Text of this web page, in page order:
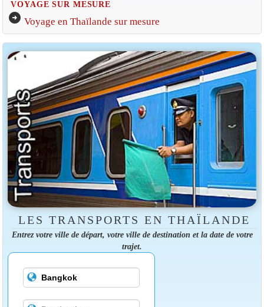
VOYAGE SUR MESURE
arrow_circle_right Voyage en Thaïlande sur mesure
LES TRANSPORTS EN THAÏLANDE
Entrez votre ville de départ, votre ville de destination et la date de votre
trajet.